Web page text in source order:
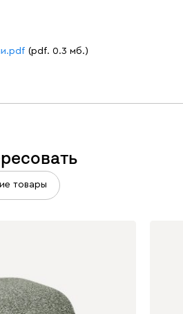
(pdf. 0.3 мб.)
товары